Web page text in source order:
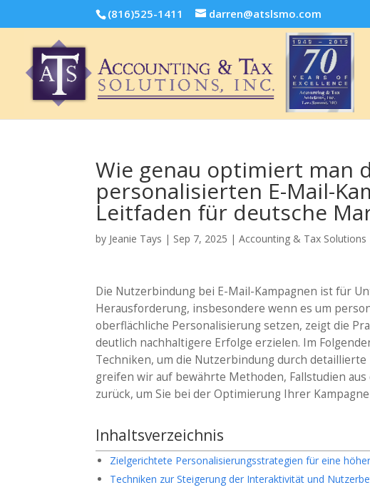
(816)525-1411 darren@atslsmo.com
Wie genau optimiert man
personalisierten E-Mail-
Leitfaden für deutsche
by Jeanie Tays | Sep 7, 2025 |Accounting & Tax Solutions
Die Nutzerbindung bei E-Mail-Kampagnen ist für
Herausforderung, insbesondere wenn es um
oberflächliche Personalisierung setzen, zeigt die
deutlich nachhaltigere Erfolge erzielen. Im
Techniken, um die Nutzerbindung durch
greifen wir auf bewährte Methoden, Fallstudien
zurück, um Sie bei der Optimierung Ihrer
Inhaltsverzeichnis
Zielgerichtete Personalisierungsstrategien für eine
Techniken zur Steigerung der Interaktivität und